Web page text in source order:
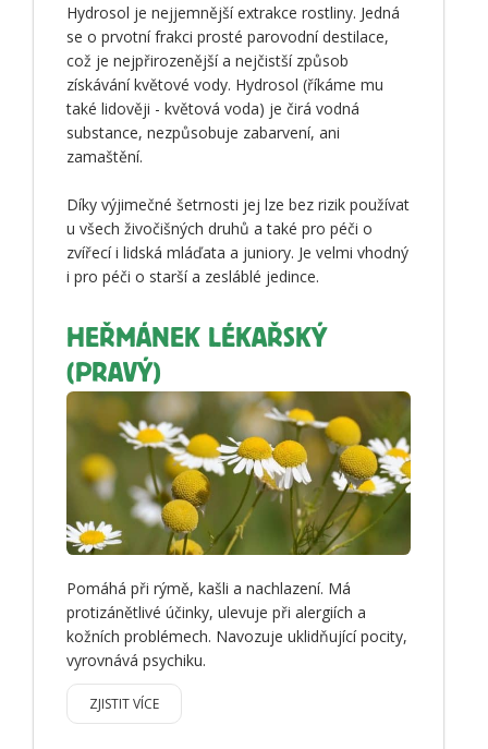
Hydrosol je nejjemnější extrakce rostliny. Jedná
se o prvotní frakci prosté parovodní destilace,
což je nejpřirozenější a nejčistší způsob
získávání květové vody. Hydrosol (říkáme mu
také lidověji - květová voda) je čirá vodná
substance, nezpůsobuje zabarvení, ani
zamaštění.
Díky výjimečné šetrnosti jej lze bez rizik používat
u všech živočišných druhů a také pro péči o
zvířecí i lidská mláďata a juniory. Je velmi vhodný
i pro péči o starší a zesláblé jedince.
HEŘMÁNEK LÉKAŘSKÝ
(PRAVÝ)
Pomáhá při rýmě, kašli a nachlazení. Má
protizánětlivé účinky, ulevuje při alergiích a
kožních problémech. Navozuje uklidňující pocity,
vyrovnává psychiku.
ZJISTIT VÍCE